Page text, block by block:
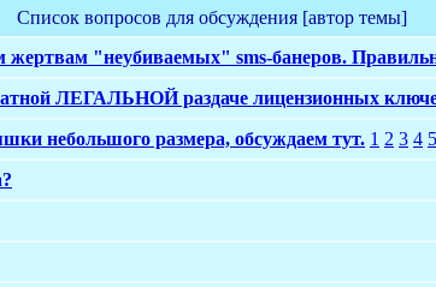
Список вопросов для обсуждения [автор темы]
жертвам "неубиваемых" sms-банеров.
ЛЕГАЛЬНОЙ раздаче лицензионных
небольшого размера, обсуждаем тут. 1 2 3 4 5